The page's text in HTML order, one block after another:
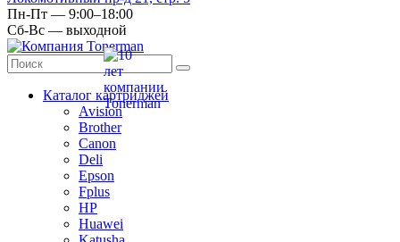
Пн-Пт — 9:00–18:00
Сб-Вс — выходной
Каталог картриджей
Avision
Brother
Canon
Deli
Epson
Fplus
HP
Huawei